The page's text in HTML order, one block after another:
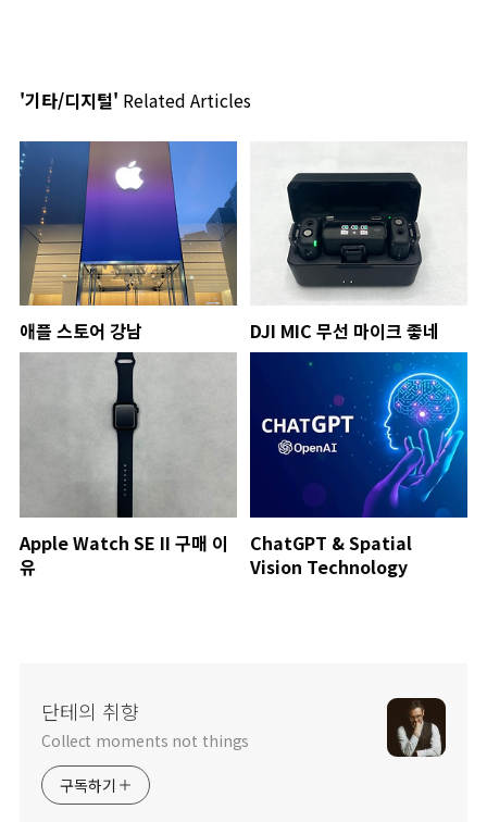
'기타/디지털' Related Articles
애플 스토어 강남 DJI MIC 무선 마이크 좋네
Apple Watch SE II 구매 이
유
ChatGPT & Spatial
Vision Technology
단테의 취향
Collect moments not things
구독하기